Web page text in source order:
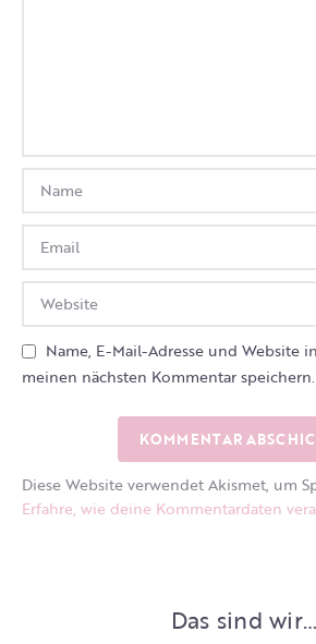
Name, E-Mail-Adresse und Website
meinen nächsten Kommentar speichern.
Diese Website verwendet Akismet, um
Erfahre, wie deine Kommentardaten
Das sind wir…